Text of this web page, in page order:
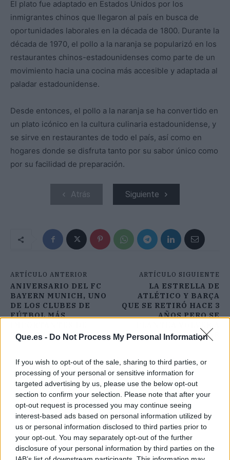
Que.es - Do Not Process My Personal Information
If you wish to opt-out of the sale, sharing to third parties, or
processing of your personal or sensitive information for
targeted advertising by us, please use the below opt-out
section to confirm your selection. Please note that after your
opt-out request is processed you may continue seeing
interest-based ads based on personal information utilized by
us or personal information disclosed to third parties prior to
your opt-out. You may separately opt-out of the further
disclosure of your personal information by third parties on the
El plato fue adaptado en Estados Unidos por los
inmigrantes chinos que llegaron al país en busca de
oportunidades laborales en la década de 1800. Durante la
década de 1970, el pollo a la naranja se popularizó en los
restaurantes chinos-estadounidenses como parte de un
movimiento hacia una cocina más accesible y adaptada al
paladar estadounidense.
Desde entonces, el pollo a la naranja se ha convertido en
un plato icónico en la cultura culinaria estadounidense, y
se sirve en restaurantes de todo el país, así como en
hogares donde se disfruta tanto por su sabor único como
por su facilidad de preparación.
Atrás Siguiente
ARTÍCULO ANTERIOR
ANIVERSARIO DEL FC
BAYERN MUNICH, UNO
DE LOS CLUBES DE
FÚTBOL MÁS
TODOS LOS TIEMPOS
ARTÍCULO SIGUIENTE
LA ESTRELLA DE
ATLÉTICO Y BARÇA
QUE SE RETIRÓ HACE 3
AÑOS PERO SE
JUGAR